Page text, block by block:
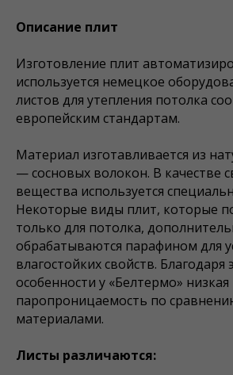
Описание плит
Изготовление плит
используется немецкое
листов для утепления потолка
европейским стандартам.
Материал изготавливается из
— сосновых волокон. В качестве
вещества используется
Некоторые виды плит, которые
только для потолка,
обрабатываются парафином для
влагостойких свойств. Благодаря
особенности у «Белтермо» низкая
паропроницаемость по
материалами.
Листы различаются: